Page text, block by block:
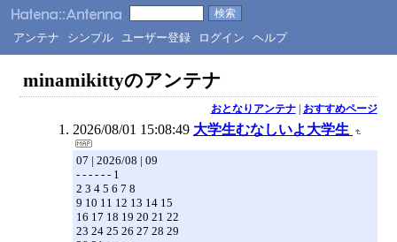
アンテナ シンプル ユーザー登録 ログイン ヘルプ
minamikittyのアンテナ
おとなりアンテナ| おすすめページ
2026/08/01 15:08:49 大学生むなしいよ大学生
07 | 2026/08 | 09
- - - - - - 1
2 3 4 5 6 7 8
9 10 11 12 13 14 15
16 17 18 19 20 21 22
23 24 25 26 27 28 29